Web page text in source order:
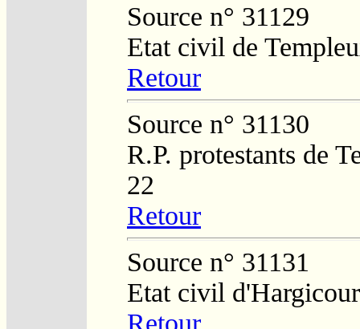
Source n° 31129
Etat civil de
Retour
Source n° 31130
R.P. protestants de
22
Retour
Source n° 31131
Etat civil
Retour